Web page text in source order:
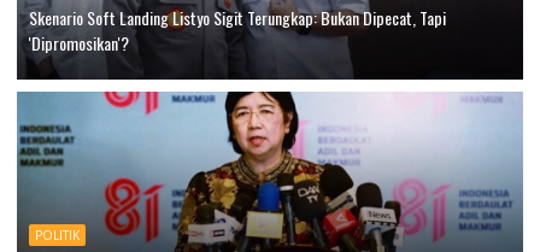
Skenario Soft Landing Listyo Sigit Terungkap: Bukan Dipecat, Tapi
'Dipromosikan'?
POLITIK